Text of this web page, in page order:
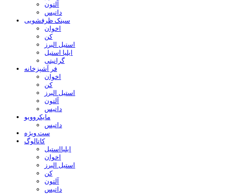
آلتون
داتیس
سینک ظرفشویی
اخوان
کن
استیل البرز
ایلیا استیل
گرانیتی
فر آشپزخانه
اخوان
کن
استیل البرز
آلتون
داتیس
مایکروویو
داتیس
ست ویژه
کاتالوگ
ایلیااستیل
اخوان
استیل البرز
کن
آلتون
داتیس